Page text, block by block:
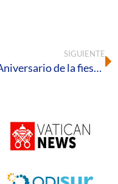
SIGUIENTE
50 Aniversario de la fiesta de Cristo Sacerdote